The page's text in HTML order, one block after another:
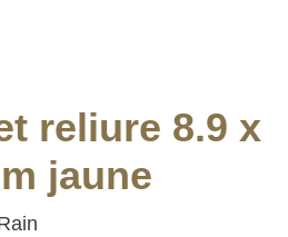
reliure 8.9 x
jaune